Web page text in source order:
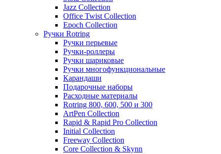
Jazz Collection
Office Twist Collection
Epoch Collection
Ручки Rotring
Ручки перьевые
Ручки-роллеры
Ручки шариковые
Ручки многофункциональные
Карандаши
Подарочные наборы
Расходные материалы
Rotring 800, 600, 500 и 300
ArtPen Collection
Rapid & Rapid Pro Collection
Initial Collection
Freeway Collection
Core Collection & Skynn